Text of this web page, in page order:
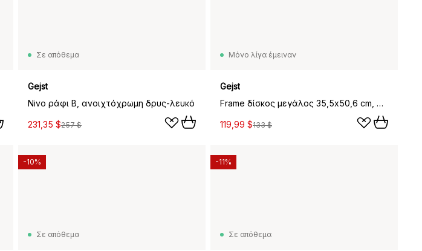
Σε απόθεμα
Gejst
Nivo ράφι B, ανοιχτόχρωμη δρυς-λευκό
231,35 $257 $
Μόνο λίγα έμειναν
Gejst
Frame δίσκος μεγάλος 35,5x50,6 cm, Δρυς-ανοιχτό γκρι
119,99 $133 $
Σε απόθεμα
-10%
Σε απόθεμα
-11%